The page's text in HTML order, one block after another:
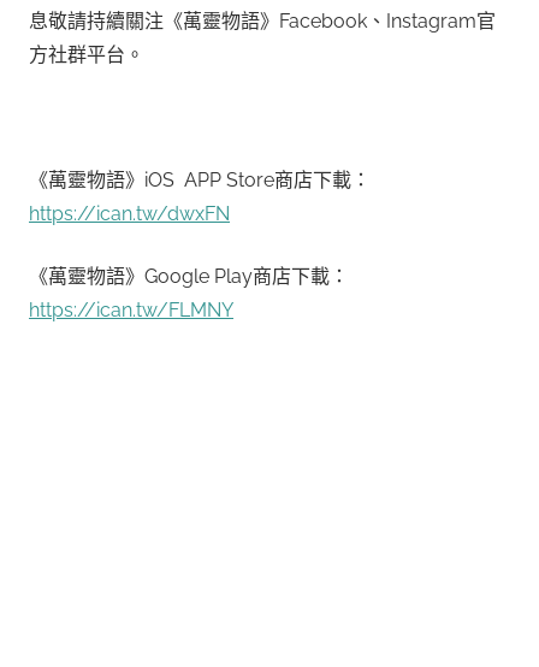
息敬請持續關注《萬靈物語》Facebook、Instagram官
方社群平台。
《萬靈物語》iOS APP Store商店下載：
https://ican.tw/dwxFN
《萬靈物語》Google Play商店下載：
https://ican.tw/FLMNY